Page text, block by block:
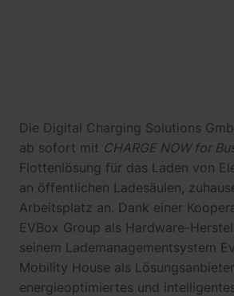
Die Digital Charging Solutions
ab sofort mit CHARGE NOW for
Flottenlösung für das Laden von
an öffentlichen Ladesäulen,
Arbeitsplatz an. Dank einer
EVBox Group als Hardware-
seinem Lademanagementsystem
Mobility House als
energieoptimiertes und